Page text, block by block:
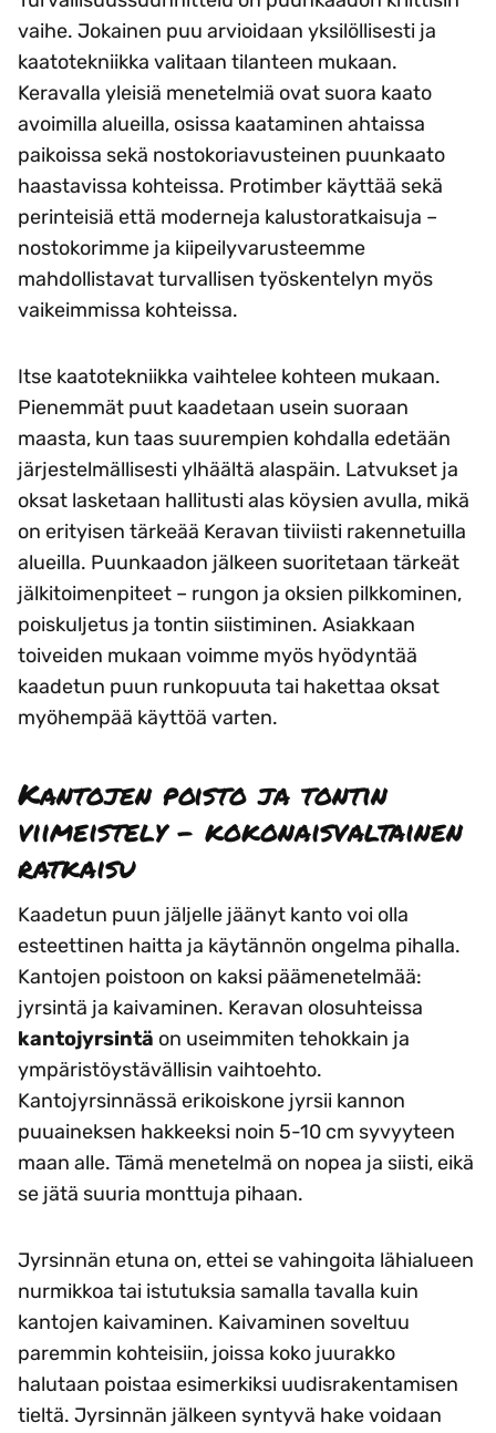
vaihe. Jokainen puu arvioidaan yksilöllisesti ja
kaatotekniikka valitaan tilanteen mukaan.
Keravalla yleisiä menetelmiä ovat suora kaato
avoimilla alueilla, osissa kaataminen ahtaissa
paikoissa sekä nostokoriavusteinen puunkaato
haastavissa kohteissa. Protimber käyttää sekä
perinteisiä että moderneja kalustoratkaisuja –
nostokorimme ja kiipeilyvarusteemme
mahdollistavat turvallisen työskentelyn myös
vaikeimmissa kohteissa.
Itse kaatotekniikka vaihtelee kohteen mukaan.
Pienemmät puut kaadetaan usein suoraan
maasta, kun taas suurempien kohdalla edetään
järjestelmällisesti ylhäältä alaspäin. Latvukset ja
oksat lasketaan hallitusti alas köysien avulla, mikä
on erityisen tärkeää Keravan tiiviisti rakennetuilla
alueilla. Puunkaadon jälkeen suoritetaan tärkeät
jälkitoimenpiteet – rungon ja oksien pilkkominen,
poiskuljetus ja tontin siistiminen. Asiakkaan
toiveiden mukaan voimme myös hyödyntää
kaadetun puun runkopuuta tai hakettaa oksat
myöhempää käyttöä varten.
Kantojen poisto ja tontin
viimeistely – kokonaisvaltainen
ratkaisu
Kaadetun puun jäljelle jäänyt kanto voi olla
esteettinen haitta ja käytännön ongelma pihalla.
Kantojen poistoon on kaksi päämenetelmää:
jyrsintä ja kaivaminen. Keravan olosuhteissa
kantojyrsintä on useimmiten tehokkain ja
ympäristöystävällisin vaihtoehto.
Kantojyrsinnässä erikoiskone jyrsii kannon
puuaineksen hakkeeksi noin 5-10 cm syvyyteen
maan alle. Tämä menetelmä on nopea ja siisti, eikä
se jätä suuria monttuja pihaan.
Jyrsinnän etuna on, ettei se vahingoita lähialueen
nurmikkoa tai istutuksia samalla tavalla kuin
kantojen kaivaminen. Kaivaminen soveltuu
paremmin kohteisiin, joissa koko juurakko
halutaan poistaa esimerkiksi uudisrakentamisen
tieltä. Jyrsinnän jälkeen syntyvä hake voidaan